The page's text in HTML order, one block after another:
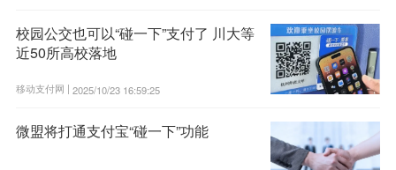
校园公交也可以“碰一下”支付了 川大等
近50所高校落地
移动支付网 | 2025/10/23 16:59:25
微盟将打通支付宝“碰一下”功能